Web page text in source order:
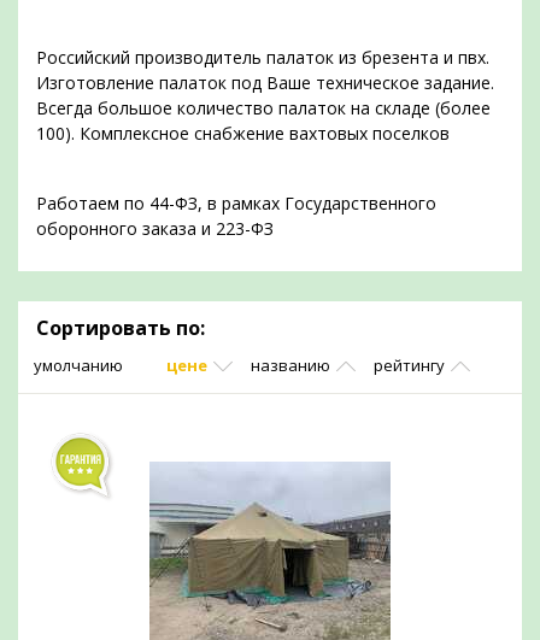
Российский производитель палаток из брезента и пвх.
Изготовление палаток под Ваше техническое задание.
Всегда большое количество палаток на складе (более
100). Комплексное снабжение вахтовых поселков
Работаем по 44-ФЗ, в рамках Государственного
оборонного заказа и 223-ФЗ
Сортировать по:
умолчанию цене названию рейтингу